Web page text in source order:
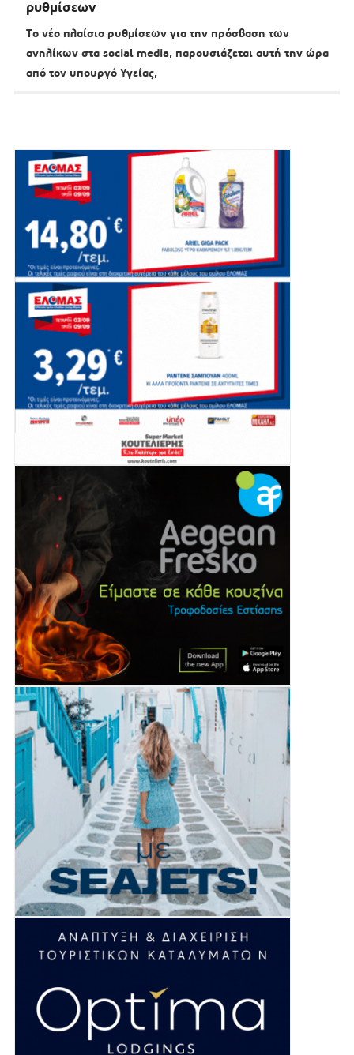
ρυθμίσεων
Τo νέο πλαίσιο ρυθμίσεων για την πρόσβαση των
ανηλίκων στα social media, παρουσιάζεται αυτή την ώρα
από τον υπουργό Υγείας,